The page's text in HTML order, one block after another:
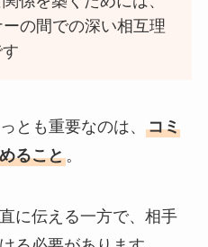
の間での深い相互理
とも重要なのは、 コミ
ること。
に伝える一方で、相手